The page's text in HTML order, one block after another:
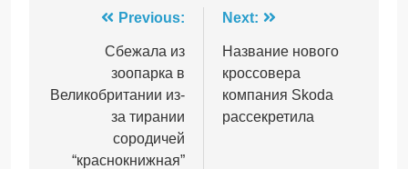
Навігація
записів
Previous:
Сбежала из
зоопарка в
Великобритании из-
за тирании
сородичей
“краснокнижная”
Next:
Название нового
кроссовера
компания Skoda
рассекретила